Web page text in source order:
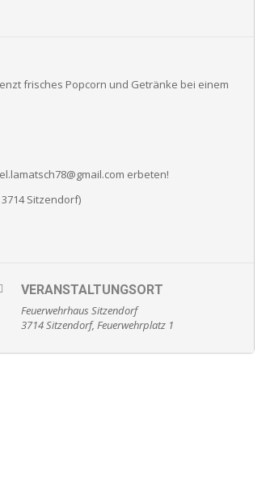
frisches Popcorn und Getränke bei einem
erbeten!
Sitzendorf)
VERANSTALTUNGSORT
Feuerwehrhaus Sitzendorf
3714 Sitzendorf, Feuerwehrplatz 1